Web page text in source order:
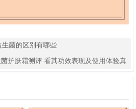
菌的区别有哪些
护肤霜测评 看其功效表现及使用体验真